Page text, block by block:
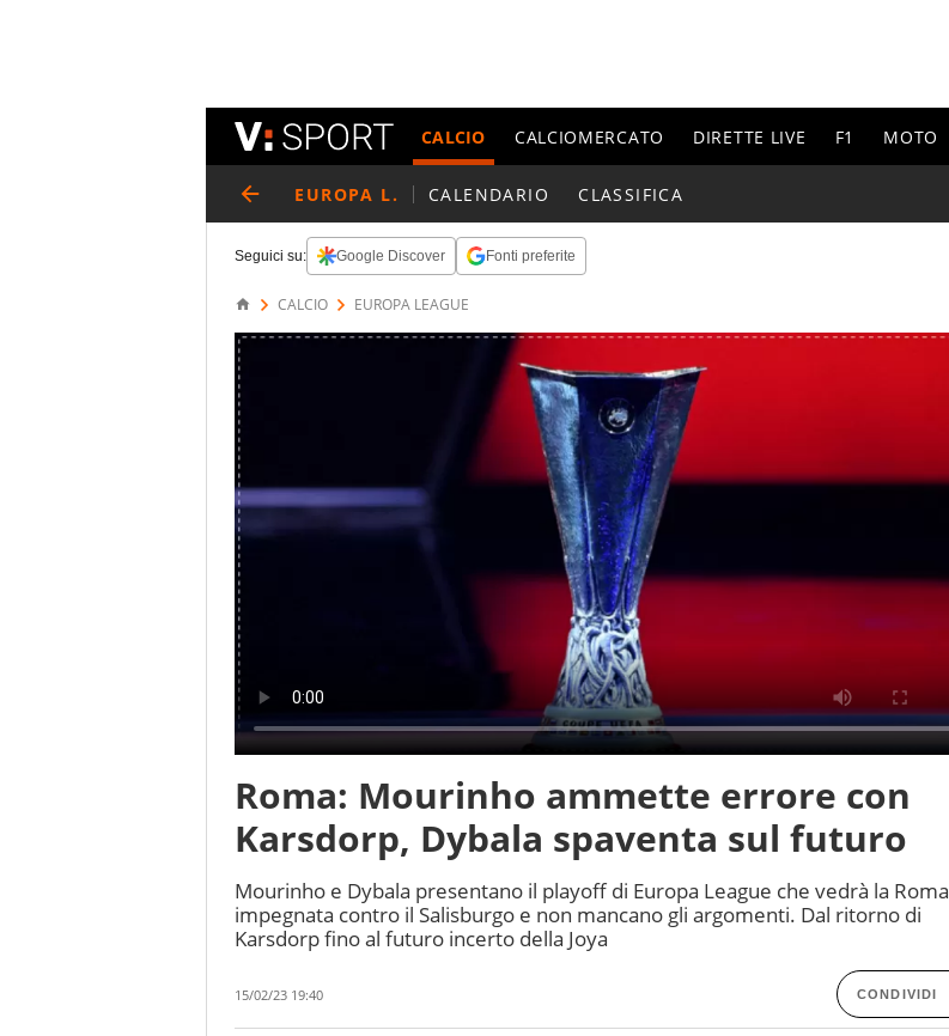
CALCIO CALCIOMERCATO DIRETTE LIVE F1 MOTO
EUROPA L. CALENDARIO CLASSIFICA
Seguici su: Google Discover Fonti preferite
CALCIO EUROPA LEAGUE
Roma: Mourinho ammette errore con
Karsdorp, Dybala spaventa sul futuro
Mourinho e Dybala presentano il playoff di Europa League che vedrà la Roma
impegnata contro il Salisburgo e non mancano gli argomenti. Dal ritorno di
Karsdorp fino al futuro incerto della Joya
15/02/23 19:40 CONDIVIDI